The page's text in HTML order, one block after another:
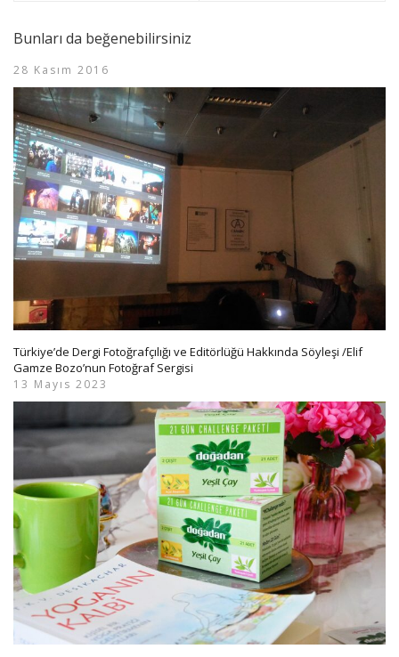
Bunları da beğenebilirsiniz
28 Kasım 2016
Türkiye’de Dergi Fotoğrafçılığı ve Editörlüğü Hakkında Söyleşi /Elif
Gamze Bozo’nun Fotoğraf Sergisi
13 Mayıs 2023